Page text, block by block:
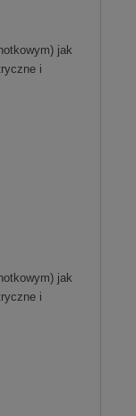
jak
i
jak
i